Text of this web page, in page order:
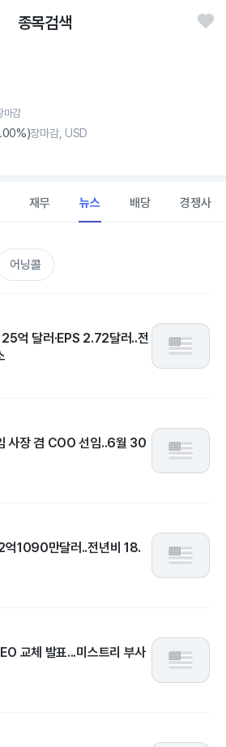
종목검색
마감
.00%)장마감, USD
재무 뉴스 배당 경쟁사
어닝콜
억 달러·EPS 2.72달러..전
사장 겸 COO 선임..6월 30
억1090만달러..전년비 18.
교체 발표...미스트리 부사